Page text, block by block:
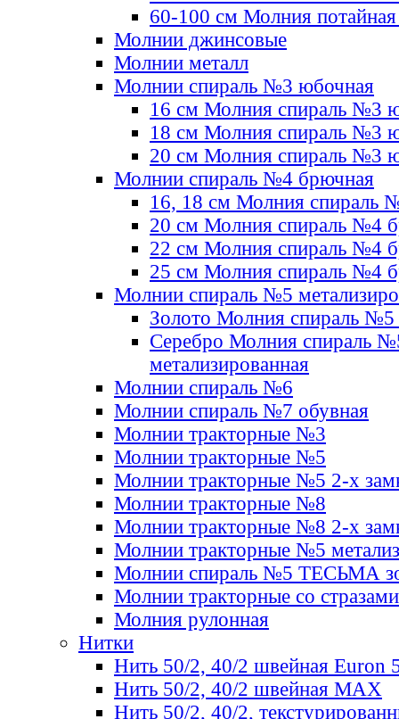
60-100 см Молния
Молнии джинсовые
Молнии металл
Молнии спираль №3 юбочная
16 см Молния спираль №3
18 см Молния спираль №3
20 см Молния спираль №3
Молнии спираль №4 брючная
16, 18 см Молния спираль
20 см Молния спираль №4
22 см Молния спираль №4
25 см Молния спираль №4
Молнии спираль №5
Золото Молния спираль №5
Серебро Молния спираль
метализированная
Молнии спираль №6
Молнии спираль №7 обувная
Молнии тракторные №3
Молнии тракторные №5
Молнии тракторные №5 2-х
Молнии тракторные №8
Молнии тракторные №8 2-х
Молнии тракторные №5
Молнии спираль №5 ТЕСЬМА
Молнии тракторные со стразами
Молния рулонная
Нитки
Нить 50/2, 40/2 швейная Euron
Нить 50/2, 40/2 швейная МАХ
Нить 50/2, 40/2,